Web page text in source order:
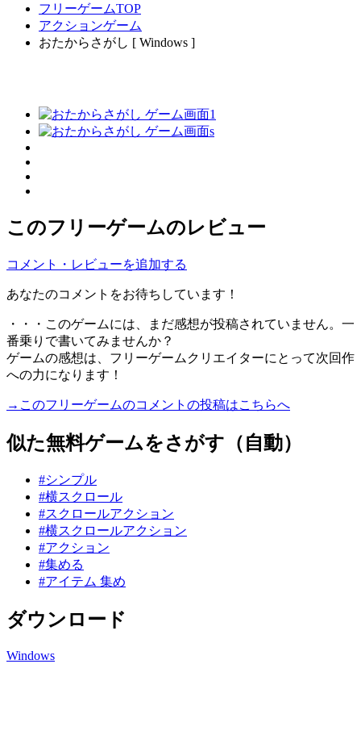
フリーゲームTOP
アクションゲーム
おたからさがし [ Windows ]
このフリーゲームのレビュー
コメント・レビューを追加する
あなたのコメントをお待ちしています！
・・・このゲームには、まだ感想が投稿されていません。一
番乗りで書いてみませんか？
ゲームの感想は、フリーゲームクリエイターにとって次回作
への力になります！
→このフリーゲームのコメントの投稿はこちらへ
似た無料ゲームをさがす（自動）
#シンプル
#横スクロール
#スクロールアクション
#横スクロールアクション
#アクション
#集める
#アイテム 集め
ダウンロード
Windows